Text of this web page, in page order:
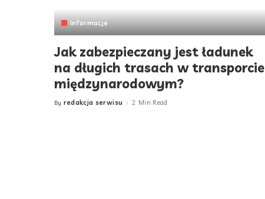
Informacje
Jak zabezpieczany jest ładunek
na długich trasach w transporcie
międzynarodowym?
Posted
By redakcja serwisu 2 Min Read